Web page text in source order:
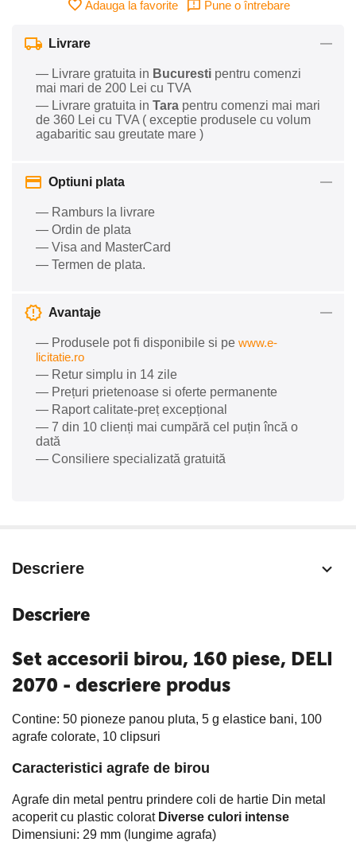
Adauga la favorite Pune o întrebare
Livrare
— Livrare gratuita in Bucuresti pentru comenzi
mai mari de 200 Lei cu TVA
— Livrare gratuita in Tara pentru comenzi mai mari
de 360 Lei cu TVA ( exceptie produsele cu volum
agabaritic sau greutate mare )
Optiuni plata
— Ramburs la livrare
— Ordin de plata
— Visa and MasterCard
— Termen de plata.
Avantaje
— Produsele pot fi disponibile si pe www.e-
licitatie.ro
— Retur simplu in 14 zile
— Prețuri prietenoase si oferte permanente
— Raport calitate-preț excepțional
— 7 din 10 clienți mai cumpără cel puțin încă o
dată
— Consiliere specializată gratuită
Descriere
Descriere
Set accesorii birou, 160 piese, DELI
2070 - descriere produs
Contine: 50 pioneze panou pluta, 5 g elastice bani, 100
agrafe colorate, 10 clipsuri
Caracteristici agrafe de birou
Agrafe din metal pentru prindere coli de hartie Din metal
acoperit cu plastic colorat Diverse culori intense
Dimensiuni: 29 mm (lungime agrafa)